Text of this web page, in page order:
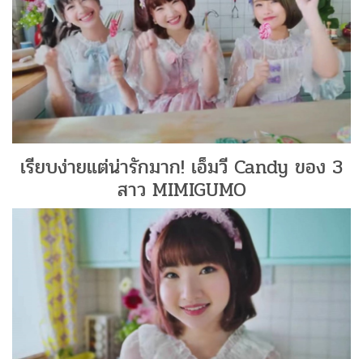
เรียบง่ายแต่น่ารักมาก! เอ็มวี Candy ของ 3
สาว MIMIGUMO